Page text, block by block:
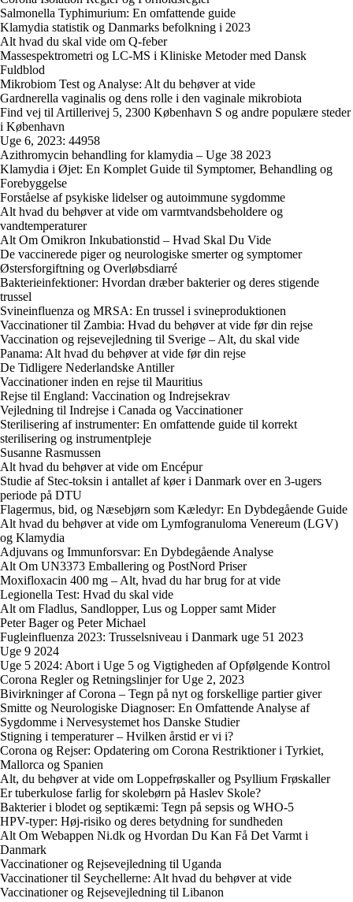
Salmonella Typhimurium: En omfattende guide
Klamydia statistik og Danmarks befolkning i 2023
Alt hvad du skal vide om Q-feber
Massespektrometri og LC-MS i Kliniske Metoder med Dansk
Fuldblod
Mikrobiom Test og Analyse: Alt du behøver at vide
Gardnerella vaginalis og dens rolle i den vaginale mikrobiota
Find vej til Artillerivej 5, 2300 København S og andre populære steder
i København
Uge 6, 2023: 44958
Azithromycin behandling for klamydia – Uge 38 2023
Klamydia i Øjet: En Komplet Guide til Symptomer, Behandling og
Forebyggelse
Forståelse af psykiske lidelser og autoimmune sygdomme
Alt hvad du behøver at vide om varmtvandsbeholdere og
vandtemperaturer
Alt Om Omikron Inkubationstid – Hvad Skal Du Vide
De vaccinerede piger og neurologiske smerter og symptomer
Østersforgiftning og Overløbsdiarré
Bakterieinfektioner: Hvordan dræber bakterier og deres stigende
trussel
Svineinfluenza og MRSA: En trussel i svineproduktionen
Vaccinationer til Zambia: Hvad du behøver at vide før din rejse
Vaccination og rejsevejledning til Sverige – Alt, du skal vide
Panama: Alt hvad du behøver at vide før din rejse
De Tidligere Nederlandske Antiller
Vaccinationer inden en rejse til Mauritius
Rejse til England: Vaccination og Indrejsekrav
Vejledning til Indrejse i Canada og Vaccinationer
Sterilisering af instrumenter: En omfattende guide til korrekt
sterilisering og instrumentpleje
Susanne Rasmussen
Alt hvad du behøver at vide om Encépur
Studie af Stec-toksin i antallet af køer i Danmark over en 3-ugers
periode på DTU
Flagermus, bid, og Næsebjørn som Kæledyr: En Dybdegående Guide
Alt hvad du behøver at vide om Lymfogranuloma Venereum (LGV)
og Klamydia
Adjuvans og Immunforsvar: En Dybdegående Analyse
Alt Om UN3373 Emballering og PostNord Priser
Moxifloxacin 400 mg – Alt, hvad du har brug for at vide
Legionella Test: Hvad du skal vide
Alt om Fladlus, Sandlopper, Lus og Lopper samt Mider
Peter Bager og Peter Michael
Fugleinfluenza 2023: Trusselsniveau i Danmark uge 51 2023
Uge 9 2024
Uge 5 2024: Abort i Uge 5 og Vigtigheden af Opfølgende Kontrol
Corona Regler og Retningslinjer for Uge 2, 2023
Bivirkninger af Corona – Tegn på nyt og forskellige partier giver
Smitte og Neurologiske Diagnoser: En Omfattende Analyse af
Sygdomme i Nervesystemet hos Danske Studier
Stigning i temperaturer – Hvilken årstid er vi i?
Corona og Rejser: Opdatering om Corona Restriktioner i Tyrkiet,
Mallorca og Spanien
Alt, du behøver at vide om Loppefrøskaller og Psyllium Frøskaller
Er tuberkulose farlig for skolebørn på Haslev Skole?
Bakterier i blodet og septikæmi: Tegn på sepsis og WHO-5
HPV-typer: Høj-risiko og deres betydning for sundheden
Alt Om Webappen Ni.dk og Hvordan Du Kan Få Det Varmt i
Danmark
Vaccinationer og Rejsevejledning til Uganda
Vaccinationer til Seychellerne: Alt hvad du behøver at vide
Vaccinationer og Rejsevejledning til Libanon